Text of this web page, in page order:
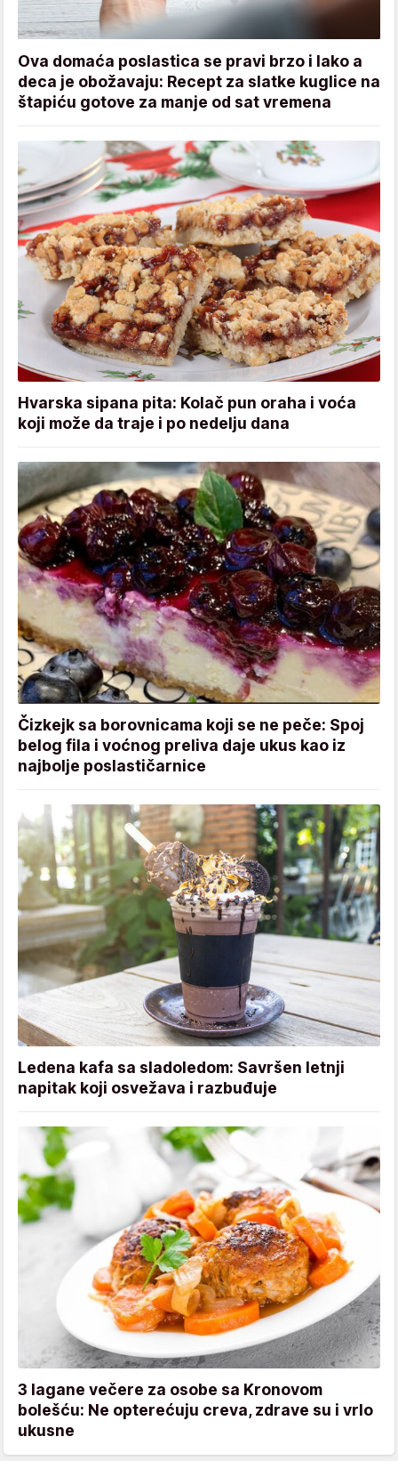
Ova domaća poslastica se pravi brzo i lako a
deca je obožavaju: Recept za slatke kuglice na
štapiću gotove za manje od sat vremena
Hvarska sipana pita: Kolač pun oraha i voća
koji može da traje i po nedelju dana
Čizkejk sa borovnicama koji se ne peče: Spoj
belog fila i voćnog preliva daje ukus kao iz
najbolje poslastičarnice
Ledena kafa sa sladoledom: Savršen letnji
napitak koji osvežava i razbuđuje
3 lagane večere za osobe sa Kronovom
bolešću: Ne opterećuju creva, zdrave su i vrlo
ukusne